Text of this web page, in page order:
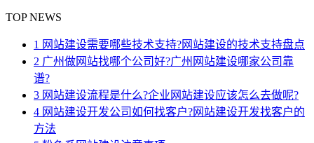
TOP NEWS
1 网站建设需要哪些技术支持?网站建设的技术支持盘点
2 广州做网站找哪个公司好?广州网站建设哪家公司靠
谱?
3 网站建设流程是什么?企业网站建设应该怎么去做呢?
4 网站建设开发公司如何找客户?网站建设开发找客户的
方法